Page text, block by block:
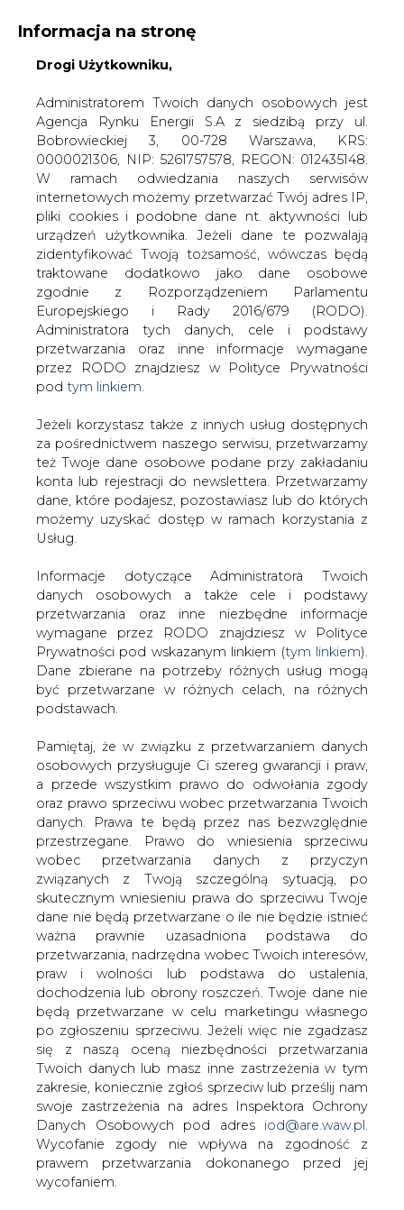
KONTAKT:
WYDAWCA PORTALU:
WYSOKI KONTRAST A A
ZALOGUJ SIĘ
WŁĄCZ CIRE.TV
Informacja na stronę
Drogi Użytkowniku,
Administratorem Twoich danych osobowych jest
Agencja Rynku Energii S.A z siedzibą przy ul.
Bobrowieckiej 3, 00-728 Warszawa, KRS:
0000021306, NIP: 5261757578, REGON: 012435148.
W ramach odwiedzania naszych serwisów
internetowych możemy przetwarzać Twój adres IP,
pliki cookies i podobne dane nt. aktywności lub
urządzeń użytkownika. Jeżeli dane te pozwalają
zidentyfikować Twoją tożsamość, wówczas będą
traktowane dodatkowo jako dane osobowe
zgodnie z Rozporządzeniem Parlamentu
Europejskiego i Rady 2016/679 (RODO).
Administratora tych danych, cele i podstawy
przetwarzania oraz inne informacje wymagane
przez RODO znajdziesz w Polityce Prywatności
pod tym linkiem.
Jeżeli korzystasz także z innych usług dostępnych
za pośrednictwem naszego serwisu, przetwarzamy
też Twoje dane osobowe podane przy zakładaniu
konta lub rejestracji do newslettera. Przetwarzamy
dane, które podajesz, pozostawiasz lub do których
możemy uzyskać dostęp w ramach korzystania z
Usług.
Informacje dotyczące Administratora Twoich
danych osobowych a także cele i podstawy
przetwarzania oraz inne niezbędne informacje
wymagane przez RODO znajdziesz w Polityce
Prywatności pod wskazanym linkiem (tym linkiem).
Dane zbierane na potrzeby różnych usług mogą
być przetwarzane w różnych celach, na różnych
podstawach.
Pamiętaj, że w związku z przetwarzaniem danych
osobowych przysługuje Ci szereg gwarancji i praw,
a przede wszystkim prawo do odwołania zgody
oraz prawo sprzeciwu wobec przetwarzania Twoich
danych. Prawa te będą przez nas bezwzględnie
przestrzegane. Prawo do wniesienia sprzeciwu
wobec przetwarzania danych z przyczyn
związanych z Twoją szczególną sytuacją, po
skutecznym wniesieniu prawa do sprzeciwu Twoje
dane nie będą przetwarzane o ile nie będzie istnieć
ważna prawnie uzasadniona podstawa do
przetwarzania, nadrzędna wobec Twoich interesów,
praw i wolności lub podstawa do ustalenia,
dochodzenia lub obrony roszczeń. Twoje dane nie
będą przetwarzane w celu marketingu własnego
po zgłoszeniu sprzeciwu. Jeżeli więc nie zgadzasz
się z naszą oceną niezbędności przetwarzania
Twoich danych lub masz inne zastrzeżenia w tym
zakresie, koniecznie zgłoś sprzeciw lub prześlij nam
swoje zastrzeżenia na adres Inspektora Ochrony
Danych Osobowych pod adres iod@are.waw.pl
Wycofanie zgody nie wpływa na zgodność z
prawem przetwarzania dokonanego przed jej
wycofaniem.
Strona główna
SERWIS INFORMACYJNY CIRE
/ Podlaskie. Po burzach jeszcze ponad 4 tys.
odbiorców bez energii
drukuj
skomentuj
udostępnij
Podlaskie. Po burzach jeszcze
Jeszcze ponad 4 tys. odbiorców w
województwie podlaskim nie miało w
czwartek po południu energii
elektrycznej, wskutek awarii
związanych z burzami w regionie -
poinformowali energetycy.
Meteorolodzy zapowiadają kolejne
opady w regionie w nocy z czwartku na
piątek.
Najbardziej intensywny deszcz, połączony lokalnie z
gradem i silnym wiatrem, padał przed południem.
Wówczas, wskutek awarii energetycznych, bez energii
było ponad 20 tys. odbiorców.
Po południu sytuacja poprawiła się, przestało padać i
wiać. "Tendencja jest spadkowa i obecnie na prąd czeka
ponad 4 tys. gospodarstw" - powiedziała PAP Urszula